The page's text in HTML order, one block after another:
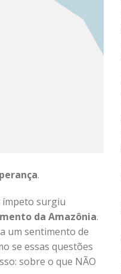
.
ímpeto surgiu
da Amazônia.
um sentimento de
se essas questões
sobre o que NÃO